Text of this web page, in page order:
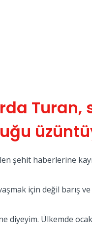
Turan,
şehit haberlerine
için değil barış
diyeyim. Ülkemde